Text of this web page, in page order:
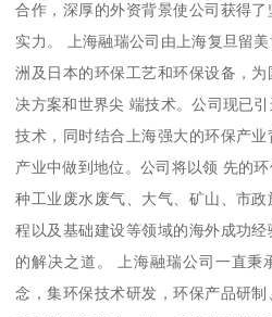
合作，深厚的外资背景使公司获得
实力。 上海融瑞公司由上海复旦留
洲及日本的环保工艺和环保设备，
决方案和世界尖 端技术。公司现已
技术，同时结合上海强大的环保产
产业中做到地位。公司将以领 先的
种工业废水废气、大气、矿山、市
程以及基础建设等领域的海外成功
的解决之道。 上海融瑞公司一直秉
念，集环保技术研发，环保产品研制